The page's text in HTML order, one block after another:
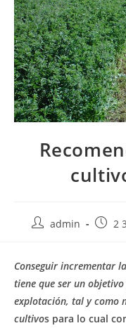
Postadmin
Post 2
Conseguir incrementar
tiene que ser un
explotación, tal y como
cultivos para lo cual